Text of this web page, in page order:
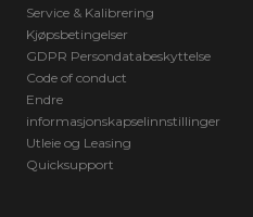
Service & Kalibrering
Kjøpsbetingelser
GDPR Persondatabeskyttelse
Code of conduct
Endre
informasjonskapselinnstillinger
Utleie og Leasing
Quicksupport